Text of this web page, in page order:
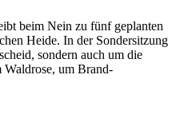
beim Nein zu fünf geplanten
Heide. In der Sondersitzung
sondern auch um die
um Brand-